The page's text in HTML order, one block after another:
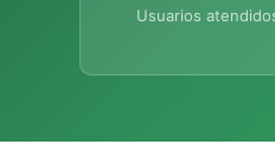
Usuarios